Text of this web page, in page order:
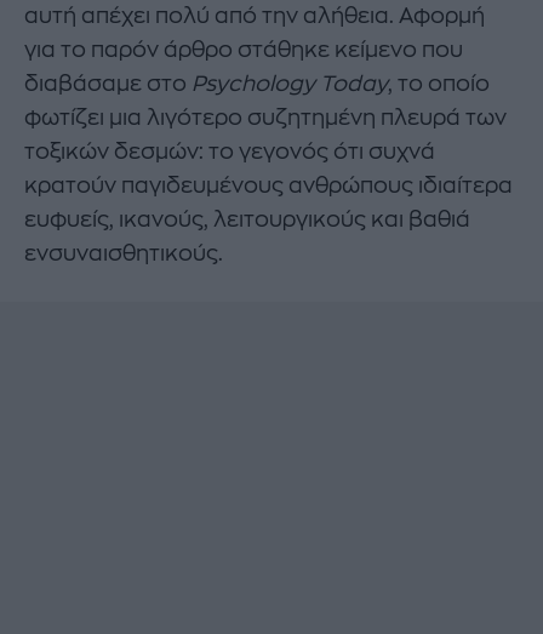
αυτή απέχει πολύ από την αλήθεια. Αφορμή
για το παρόν άρθρο στάθηκε κείμενο που
διαβάσαμε στο Psychology Today, το οποίο
φωτίζει μια λιγότερο συζητημένη πλευρά των
τοξικών δεσμών: το γεγονός ότι συχνά
κρατούν παγιδευμένους ανθρώπους ιδιαίτερα
ευφυείς, ικανούς, λειτουργικούς και βαθιά
ενσυναισθητικούς.